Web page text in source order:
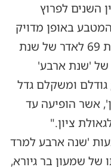
השנים לפרוץ
באופן מדויק
לתקופה שבין חודש ניסן של שנת 69 לאדר של שנת
של 'שנת ארבע'
ומשקלם גדל
אשר הופיעה עד
ציון."
'שנה ארבע למרד
של שמעון בר גיורא,